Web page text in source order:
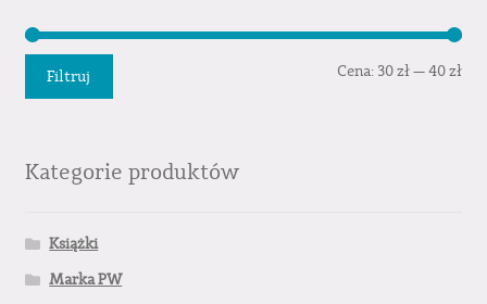
Filtruj Cena: 30 zł—40 zł
Kategorie produktów
Książki
Marka PW